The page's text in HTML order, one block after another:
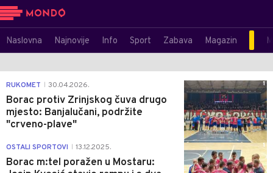
Naslovna Najnovije Info Sport Zabava Magazin
RUKOMET 30.04.2026.
Borac protiv Zrinjskog čuva drugo
mjesto: Banjalučani, podržite
"crveno-plave"
1
OSTALI SPORTOVI 13.12.2025.
Borac m:tel poražen u Mostaru:
1